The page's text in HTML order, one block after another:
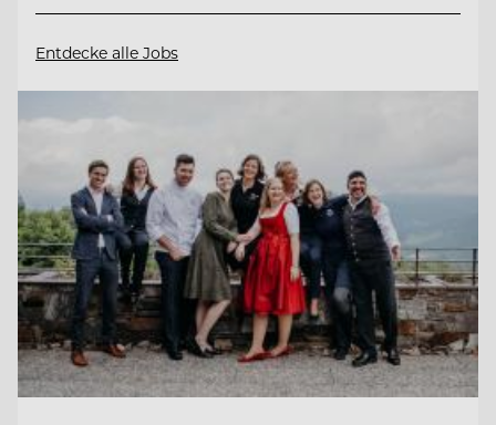
Entdecke alle Jobs